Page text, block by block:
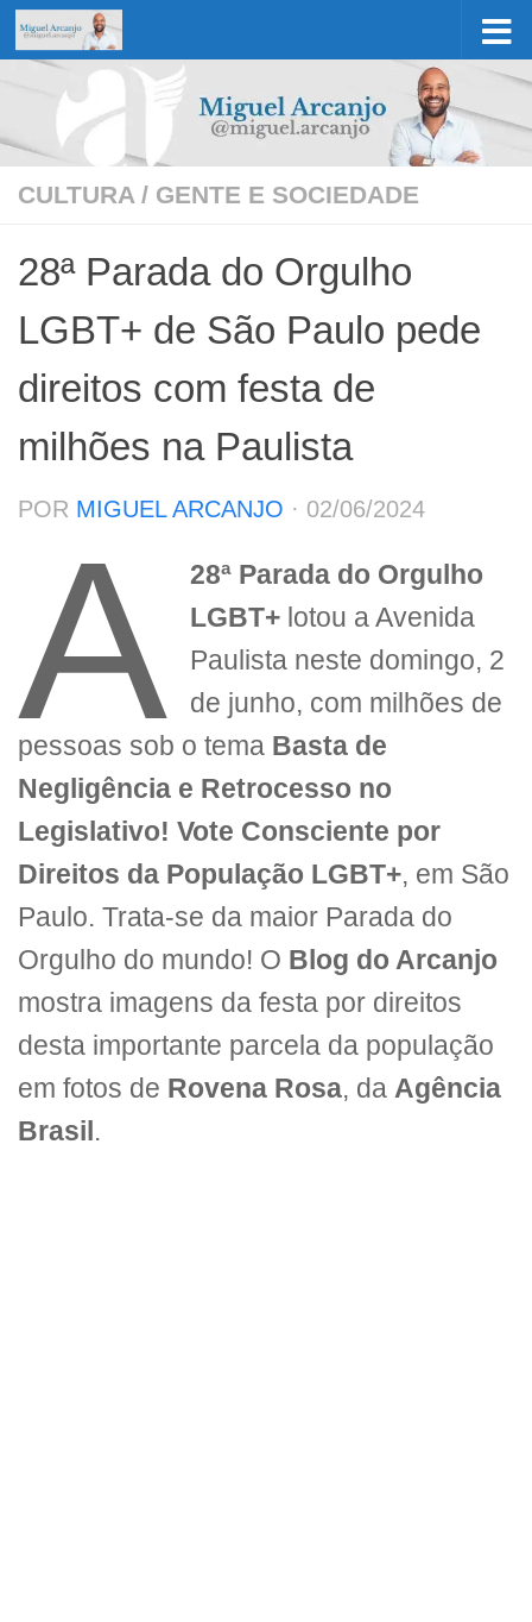
Skip to content
CULTURA / GENTE E SOCIEDADE
28ª Parada do Orgulho
LGBT+ de São Paulo pede
direitos com festa de
milhões na Paulista
POR MIGUEL ARCANJO · 02/06/2024
A
28ª Parada do Orgulho
LGBT+lotou a Avenida
Paulista neste domingo, 2
de junho, com milhões de
pessoas sob o tema Basta de
Negligência e Retrocesso no
Legislativo! Vote Consciente por
Direitos da População LGBT+, em São
Paulo. Trata-se da maior Parada do
Orgulho do mundo! O Blog do Arcanjo
mostra imagens da festa por direitos
desta importante parcela da população
em fotos de Rovena Rosa, da Agência
Brasil .